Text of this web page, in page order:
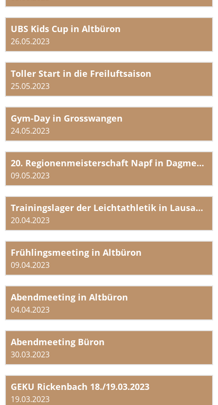
UBS Kids Cup in Altbüron
26.05.2023
Toller Start in die Freiluftsaison
25.05.2023
Gym-Day in Grosswangen
24.05.2023
20. Regionenmeisterschaft Napf in Dagmersellen
09.05.2023
Trainingslager der Leichtathletik in Lausanne
20.04.2023
Frühlingsmeeting in Altbüron
09.04.2023
Abendmeeting in Altbüron
04.04.2023
Abendmeeting Büron
30.03.2023
GEKU Rickenbach 18./19.03.2023
19.03.2023